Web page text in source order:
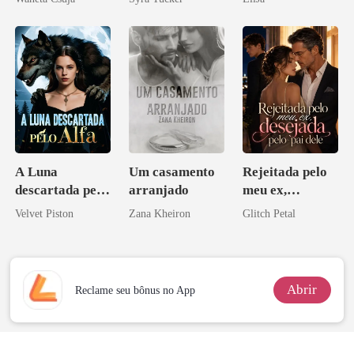
A Luna
descartada pelo
Alfa
Velvet Piston
Um casamento
arranjado
Zana Kheiron
Rejeitada pelo
meu ex,
desejada pelo
Glitch Petal
Reclame seu bônus no App Abrir